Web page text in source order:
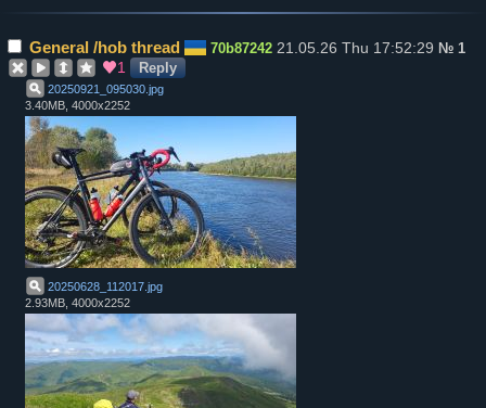
General /hob thread 70b87242 21.05.26 Thu 17:52:29 № 1
1 Reply
20250921_095030 jpg
3.40MB, 4000x2252
20250628_112017 jpg
2.93MB, 4000x2252